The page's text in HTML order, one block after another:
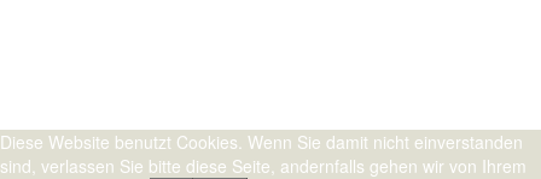
Diese Website benutzt Cookies. Wenn Sie damit nicht einverstanden
sind, verlassen Sie bitte diese Seite, andernfalls gehen wir von Ihrem